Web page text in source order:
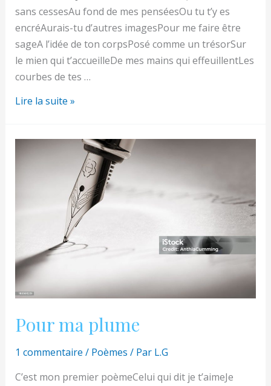
sans cessesAu fond de mes penséesOu tu t’y es
encréAurais-tu d’autres imagesPour me faire être
sageA l’idée de ton corpsPosé comme un trésorSur
le mien qui t’accueilleDe mes mains qui effeuillentLes
courbes de tes …
Aurais-
Lire la suite »
Pour ma plume
1 commentaire / Poèmes / Par L.G
C’est mon premier poèmeCelui qui dit je t’aimeJe